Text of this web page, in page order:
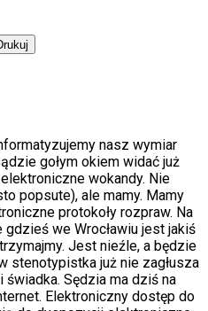
nasz wymiar
gołym okiem widać już
wokandy. Nie
popsute), ale mamy. Mamy
protokoły rozpraw. Na
gdzieś we Wrocławiu jest jakiś
Jest nieźle, a będzie
stenotypistka już nie zagłusza
Sędzia ma dziś na
Elektroniczny dostęp do